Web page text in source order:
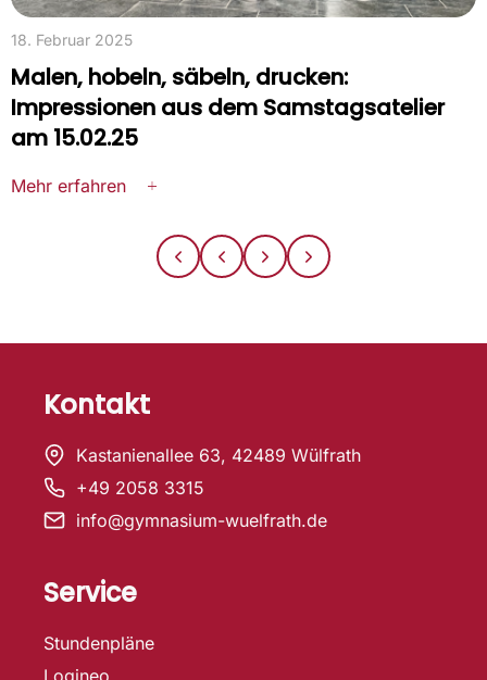
18. Februar 2025
Malen, hobeln, säbeln, drucken:
Impressionen aus dem Samstagsatelier
am 15.02.25
Mehr erfahren
Kontakt
Kastanienallee 63, 42489 Wülfrath
+49 2058 3315
info@gymnasium-wuelfrath.de
Service
Stundenpläne